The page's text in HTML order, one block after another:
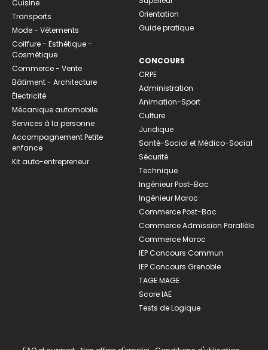
Cuisine
Transports
Mode - Vêtements
Coiffure - Esthétique -
Cosmétique
Commerce - Vente
Bâtiment - Architecture
Électricité
Mécanique automobile
Services à la personne
Accompagnement Petite
enfance
Kit auto-entrepreneur
Orientation
Guide pratique
CONCOURS
CRPE
Administration
Animation-Sport
Culture
Juridique
Santé-Social et Médico-Social
Sécurité
Technique
Ingénieur Post-Bac
Ingénieur Maroc
Commerce Post-Bac
Commerce Admission Parallèle
Commerce Maroc
IEP Concours Commun
IEP Concours Grenoble
TAGE MAGE
Score IAE
Tests de Logique